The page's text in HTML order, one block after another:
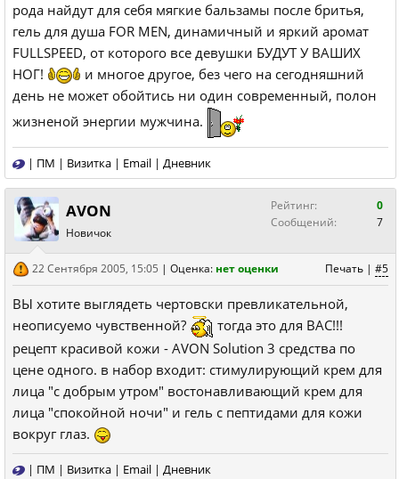
рода найдут для себя мягкие бальзамы после бритья,
гель для душа FOR MEN, динамичный и яркий аромат
FULLSPEED, от которого все девушки БУДУТ У ВАШИХ
НОГ!
и многое другое, без чего на сегодняшний
день не может обойтись ни один современный, полон
жизненой энергии мужчина.
| ПМ | Визитка | Email | Дневник
AVON
Новичок
Рейтинг:
0
Сообщений:
7
Печать | #5
22 Сентября 2005, 15:05 | Оценка: нет оценки
ВЫ хотите выглядеть чертовски превликательной,
неописуемо чувственной?
тогда это для ВАС!!!
рецепт красивой кожи - AVON Solution 3 средства по
цене одного. в набор входит: стимулирующий крем для
лица "с добрым утром" востонавливающий крем для
лица "спокойной ночи" и гель с пептидами для кожи
вокруг глаз.
| ПМ | Визитка | Email | Дневник